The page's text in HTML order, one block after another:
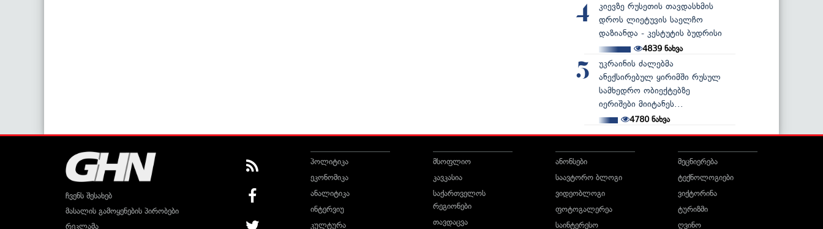
4
კიევზე რუსეთის თავდასხმის
დროს ლიეტუვის საელჩო
დაზიანდა - კესტუტის ბუდრისი
4839ნახვა
5
უკრაინის ძალებმა
ანექსირებულ ყირიმში რუსულ
სამხედრო ობიექტებზე
იერიშები მიიტანეს...
4780ნახვა
ჩვენს შესახებ
მასალის გამოყენების პირობები
რეკლამა
პოლიტიკა
ეკონომიკა
ანალიტიკა
ინტერვიუ
კულტურა
მსოფლიო
კავკასია
საქართველოს
რეგიონები
თავდაცვა
ანონსები
საავტორო ბლოგი
ვიდეობლოგი
ფოტოგალერეა
საინტერესო
მეცნიერება
ტექნოლოგიები
ვიქტორინა
ტურიზმი
ღვინო